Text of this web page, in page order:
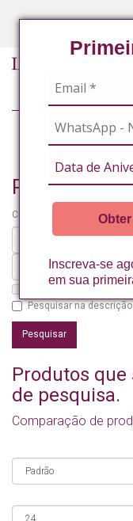
Inscreva-se
em sua
Critérios da pesquisa:
Pesquisar nos
Pesquisar na
Produtos
de pesquisa.
Comparação de